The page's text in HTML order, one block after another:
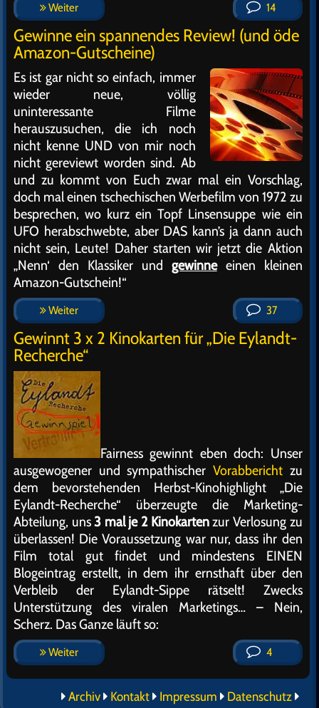
Weiter 14
Gewinne ein spannendes Review! (und öde
Amazon-Gutscheine)
Es ist gar nicht so einfach, immer
wieder neue, völlig
uninteressante Filme
herauszusuchen, die ich noch
nicht kenne UND von mir noch
nicht gereviewt worden sind. Ab
und zu kommt von Euch zwar mal ein Vorschlag,
doch mal einen tschechischen Werbefilm von 1972 zu
besprechen, wo kurz ein Topf Linsensuppe wie ein
UFO herabschwebte, aber DAS kann’s ja dann auch
nicht sein, Leute! Daher starten wir jetzt die Aktion
„Nenn‘ den Klassiker und gewinneeinen kleinen
Amazon-Gutschein!“
Weiter 37
Gewinnt 3 x 2 Kinokarten für „Die Eylandt-
Recherche“
Fairness gewinnt eben doch: Unser
ausgewogener und sympathischer Vorabberichtzu
dem bevorstehenden Herbst-Kinohighlight „Die
Eylandt-Recherche“ überzeugte die Marketing-
Abteilung, uns3 mal je 2 Kinokartenzur Verlosung zu
überlassen! Die Voraussetzung war nur, dass ihr den
Film total gut findet und mindestens EINEN
Blogeintrag erstellt, in dem ihr ernsthaft über den
Verbleib der Eylandt-Sippe rätselt! Zwecks
Unterstützung des viralen Marketings… – Nein,
Scherz. Das Ganze läuft so:
Weiter 4
Archiv Kontakt Impressum Datenschutz